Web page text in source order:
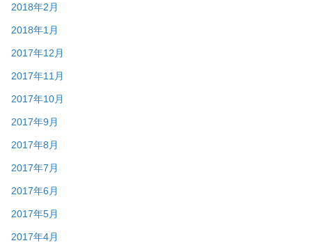
2018年2月
2018年1月
2017年12月
2017年11月
2017年10月
2017年9月
2017年8月
2017年7月
2017年6月
2017年5月
2017年4月